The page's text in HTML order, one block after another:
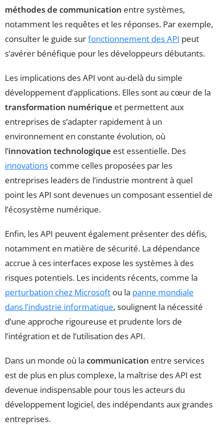
méthodes de communication entre systèmes,
notamment les requêtes et les réponses. Par exemple,
consulter le guide surfonctionnement des API peut
s’avérer bénéfique pour les développeurs débutants.
Les implications des API vont au-delà du simple
développement d’applications. Elles sont au cœur de la
transformation numérique et permettent aux
entreprises de s’adapter rapidement à un
environnement en constante évolution, où
l’innovation technologique est essentielle. Des
innovations comme celles proposées par les
entreprises leaders de l’industrie montrent à quel
point les API sont devenues un composant essentiel de
l’écosystème numérique.
Enfin, les API peuvent également présenter des défis,
notamment en matière de sécurité. La dépendance
accrue à ces interfaces expose les systèmes à des
risques potentiels. Les incidents récents, comme la
perturbation chez Microsoft ou la panne mondiale
dans l’industrie informatique, soulignent la nécessité
d’une approche rigoureuse et prudente lors de
l’intégration et de l’utilisation des API.
Dans un monde où la communication entre services
est de plus en plus complexe, la maîtrise des API est
devenue indispensable pour tous les acteurs du
développement logiciel, des indépendants aux grandes
entreprises.